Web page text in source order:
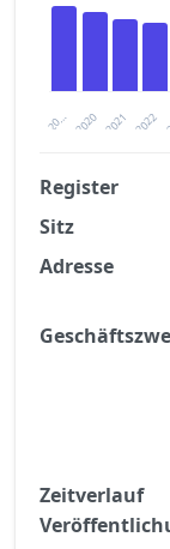
20… 2021
2020 2022
Register
Sitz
Adresse
Zeitverlauf